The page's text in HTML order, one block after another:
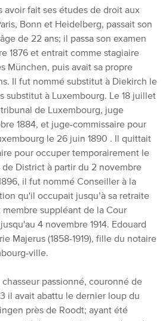
avoir fait ses études de droit aux
Bonn et Heidelberg, passait son
de 22 ans; il passa son examen
1876 et entrait comme stagiaire
München, puis avait sa propre
Il fut nommé substitut à Diekirch le
substitut à Luxembourg. Le 18 juillet
de Luxembourg, juge
1884, et juge-commissaire pour
le 26 juin 1890 . Il quittait
pour occuper temporairement le
District à partir du 2 novembre
il fut nommé Conseiller à la
qu'il occupait jusqu’à sa retraite
membre suppléant de la Cour
4 novembre 1914. Edouard
Majerus (1858-1919), fille du notaire
ville.
passionné, couronné de
il avait abattu le dernier loup du
près de Roodt; ayant été